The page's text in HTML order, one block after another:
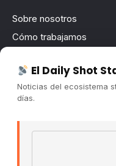
Sobre nosotros
Cómo trabajamos
Contacto
Publicidad
El Daily Shot
Noticias del ecosistema
días.